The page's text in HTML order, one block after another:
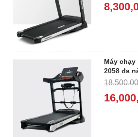
Máy
2058 đa